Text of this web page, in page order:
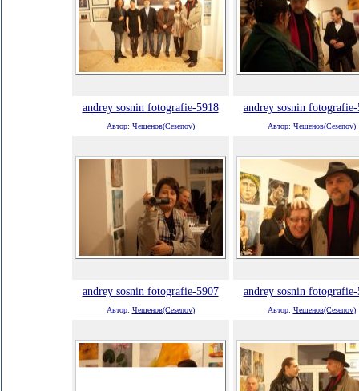
andrey sosnin fotografie-5918 andrey sosnin fotografie-
Автор: Чешенов(Cesenov) Автор: Чешенов(Cesenov)
andrey sosnin fotografie-5907 andrey sosnin fotografie-
Автор: Чешенов(Cesenov) Автор: Чешенов(Cesenov)